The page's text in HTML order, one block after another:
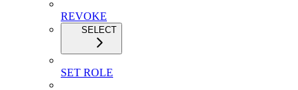
REVOKE
SELECT
SET ROLE